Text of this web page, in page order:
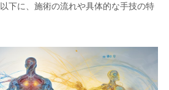
下に、施術の流れや具体的な手技の特